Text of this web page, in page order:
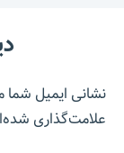
نشانی ایمیل
علامت‌گذاری